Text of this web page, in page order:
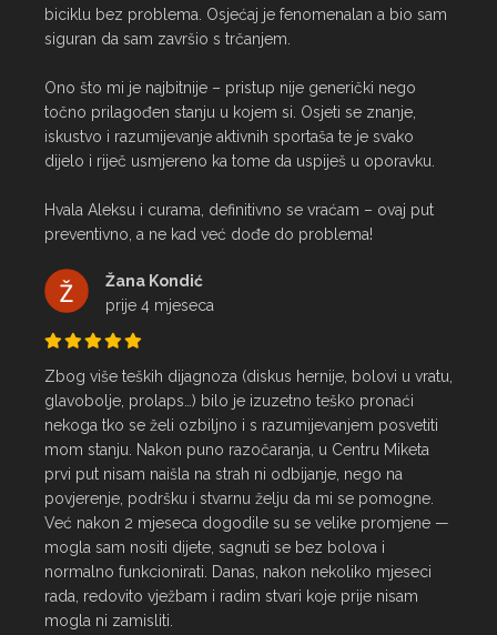
biciklu bez problema. Osjećaj je fenomenalan a bio sam
siguran da sam završio s trčanjem.
Ono što mi je najbitnije – pristup nije generički nego
točno prilagođen stanju u kojem si. Osjeti se znanje,
iskustvo i razumijevanje aktivnih sportaša te je svako
dijelo i riječ usmjereno ka tome da uspiješ u oporavku.
Hvala Aleksu i curama, definitivno se vraćam – ovaj put
preventivno, a ne kad već dođe do problema!
Žana Kondić
prije 4 mjeseca
Zbog više teških dijagnoza (diskus hernije, bolovi u vratu,
glavobolje, prolaps…) bilo je izuzetno teško pronaći
nekoga tko se želi ozbiljno i s razumijevanjem posvetiti
mom stanju. Nakon puno razočaranja, u Centru Miketa
prvi put nisam naišla na strah ni odbijanje, nego na
povjerenje, podršku i stvarnu želju da mi se pomogne.
Već nakon 2 mjeseca dogodile su se velike promjene —
mogla sam nositi dijete, sagnuti se bez bolova i
normalno funkcionirati. Danas, nakon nekoliko mjeseci
rada, redovito vježbam i radim stvari koje prije nisam
mogla ni zamisliti.